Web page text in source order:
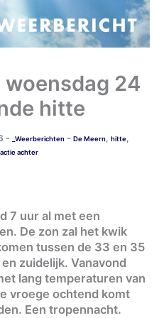
24
hitte
- _Weerberichten - De Meern, hitte,
achter
7 uur al met een
De zon zal het kwik
tussen de 33 en 35
zuidelijk. Vanavond
lang temperaturen van
vroege ochtend komt
Een tropennacht.